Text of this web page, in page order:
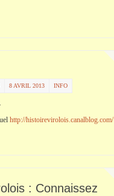
8 AVRIL 2013 INFO
http://histoirevirolois.canalblog.com/
: Connaissez